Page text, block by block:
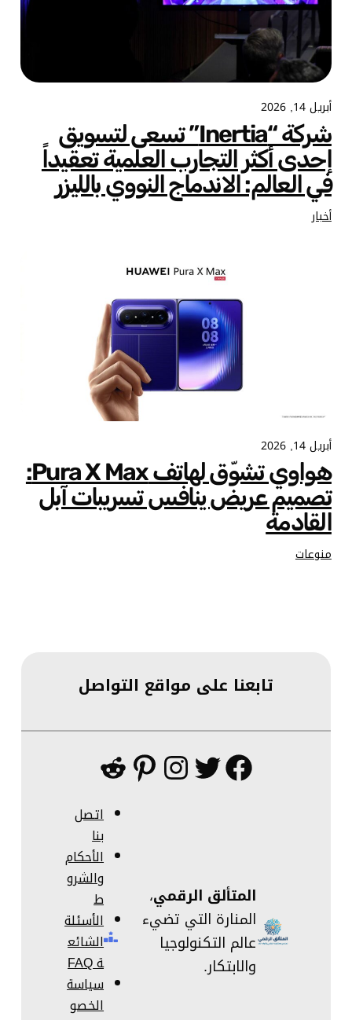
أبريل 14, 2026
شركة “Inertia” تسعى لتسويق
إحدى أكثر التجارب العلمية تعقيداً
في العالم: الاندماج النووي بالليزر
أخبار
أبريل 14, 2026
هواوي تشوّق لهاتف Pura X Max:
تصميم عريض ينافس تسريبات آبل
القادمة
منوعات
تابعنا على مواقع التواصل
فيسبوك
تويترإنستجرام
بينتريست
ريديت
المتألق الرقمي،
المنارة التي تضيء
عالم التكنولوجيا
والابتكار.
اتصل
بنا
الأحكام
والشرو
ط
الأسئلة
الشائع
ة FAQ
سياسة
الخصو